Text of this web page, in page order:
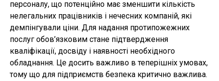
персоналу, що потенційно має зменшити кількість
нелегальних працівників і нечесних компаній, які
демпінгували ціни. Для надання протипожежних
послуг обов’язковим стане підтвердження
кваліфікації, досвіду і наявності необхідного
обладнання. Це досить важливо в теперішніх умовах,
тому що для підприємств безпека критично важлива.